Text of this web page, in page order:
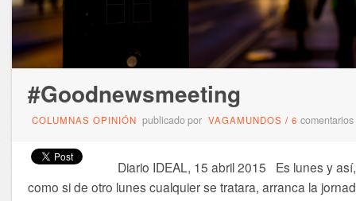
#Goodnewsmeeting
COLUMNAS OPINIÓN publicado por VAGAMUNDOS / 6 comentarios
Diario IDEAL, 15 abril 2015 Es lunes y así,
como si de otro lunes cualquier se tratara, arranca la